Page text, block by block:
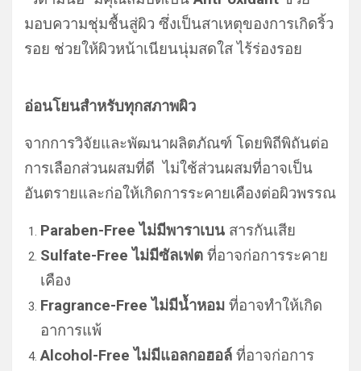
มอบความชุ่มชื้นสู่ผิว ซึ่งเป็นสาเหตุของการเกิดริ้ว
รอย ช่วยให้ผิวหน้าเนียนนุ่มสดใส ไร้ร่องรอย
อ่อนโยนสำหรับทุกสภาพผิว
จากการวิจัยและพัฒนาผลิตภัณฑ์ โดยพิถีพิถันต่อ
การเลือกส่วนผสมที่ดี ไม่ใช้ส่วนผสมที่อาจเป็น
อันตรายและก่อให้เกิดการระคายเคืองต่อผิวพรรณ
Paraben-Freeไม่มีพาราเบน สารกันเสีย
Sulfate-Free ไม่มีซัลเฟต ที่อาจก่อการระคาย
เคือง
Fragrance-Freeไม่มีน้ำหอม ที่อาจทำให้เกิด
อาการแพ้
Alcohol-Free ไม่มีแอลกอฮอล์ ที่อาจก่อการ